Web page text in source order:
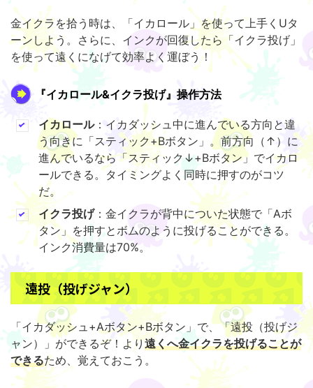
金イクラを拾う時は、「イカロール」を使って上手くUタ
ーンしよう。さらに、インクが回復したら「イクラ投げ」
を使って遠くになげて効率よく運ぼう！
『イカロール&イクラ投げ』操作方法
イカロール：イカダッシュ中に進んでいる方向と違
う向きに「スティック+Bボタン」。前方向（↑）に
進んでいるなら「スティック↓+Bボタン」でイカロ
ールできる。タイミングよく同時に押すのがコツ
だ。
イクラ投げ：金イクラが背中についた状態で「Aボ
タン」を押すとボムのように投げることができる。
インク消費量は70%。
遠投（投げジャン）
「イカダッシュ+Aボタン+Bボタン」で、「遠投（投げジ
ャン）」ができるぞ！より遠くへ金イクラを投げることが
できるため、覚えておこう。